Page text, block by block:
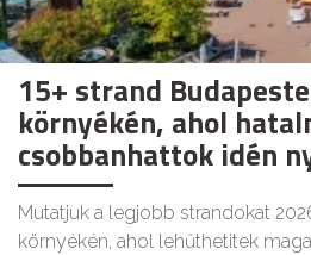
15+ strand
környékén, ahol
csobbanhattok idén
Mutatjuk a legjobb strandokat
környékén, ahol lehűthetitek